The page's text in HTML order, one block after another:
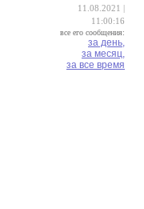
11.08.2021 |
11:00:16
все его сообщения:
за день,
за месяц,
за все время